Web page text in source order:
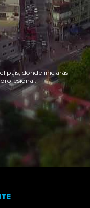
país, donde iniciarás